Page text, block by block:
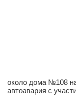
около дома №108
автоавария с